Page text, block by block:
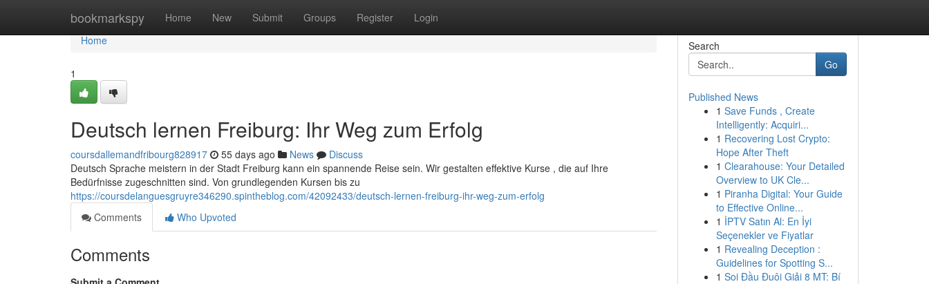
bookmarkspy Home New Submit Groups Register Login
Home
Home
1
Deutsch lernen Freiburg: Ihr Weg zum Erfolg
coursdallemandfribourg828917 55 days ago News
Discuss
Deutsch Sprache meistern in der Stadt Freiburg kann ein spannende Reise sein. Wir gestalten effektive Kurse , die auf Ihre
Bedürfnisse zugeschnitten sind. Von grundlegenden Kursen bis zu
https://coursdelanguesgruyre346290.spintheblog.com/42092433/deutsch-lernen-freiburg-ihr-weg-zum-erfolg
Comments
Who Upvoted
Comments
Search
Go
Published News
1 Save Funds , Create
Intelligently: Acquiri...
1 Recovering Lost Crypto:
Hope After Theft
1 Clearahouse: Your Detailed
Overview to UK Cle...
1 Piranha Digital: Your Guide
to Effective Online...
1 İPTV Satın Al: En İyi
Seçenekler ve Fiyatlar
1 Revealing Deception :
Guidelines for Spotting S...
1 Soi Đầu Đuôi Giải 8 MT: Bí